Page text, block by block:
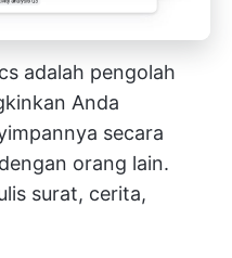
adalah pengolah
Anda
secara
orang lain.
surat, cerita,